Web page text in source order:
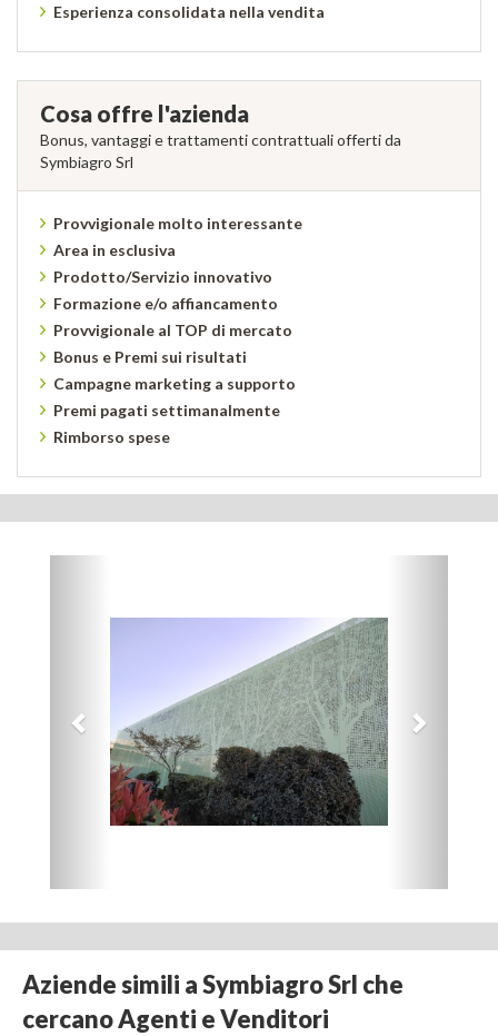
Esperienza consolidata nella vendita
Cosa offre l'azienda
Bonus, vantaggi e trattamenti contrattuali offerti da
Symbiagro Srl
Provvigionale molto interessante
Area in esclusiva
Prodotto/Servizio innovativo
Formazione e/o affiancamento
Provvigionale al TOP di mercato
Bonus e Premi sui risultati
Campagne marketing a supporto
Premi pagati settimanalmente
Rimborso spese
Aziende simili a Symbiagro Srl che
cercano Agenti e Venditori